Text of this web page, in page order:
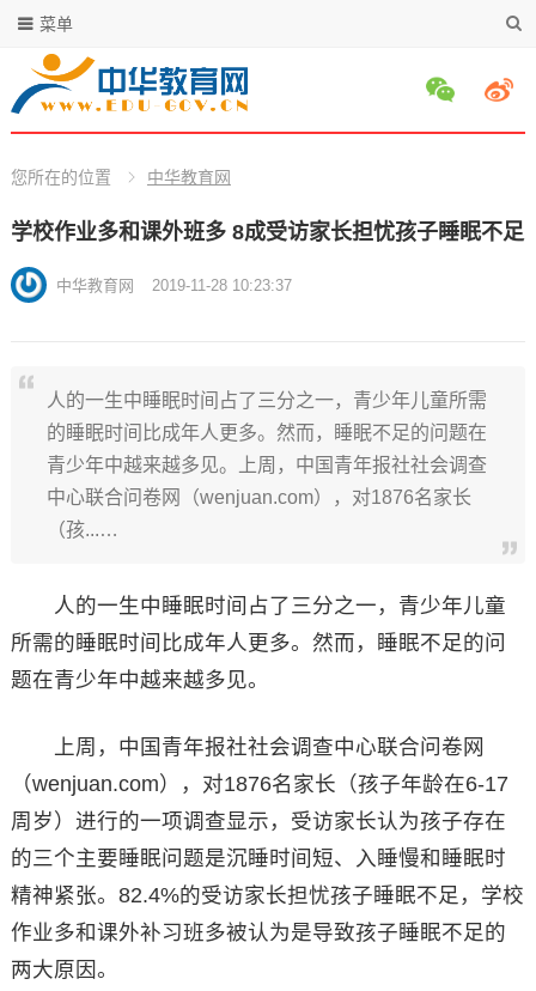
菜单
您所在的位置 中华教育网
学校作业多和课外班多 8成受访家长担忧孩子睡眠不足
中华教育网 2019-11-28 10:23:37
人的一生中睡眠时间占了三分之一，青少年儿童所需
的睡眠时间比成年人更多。然而，睡眠不足的问题在
青少年中越来越多见。上周，中国青年报社社会调查
中心联合问卷网（wenjuan.com），对1876名家长
（孩...…
人的一生中睡眠时间占了三分之一，青少年儿童
所需的睡眠时间比成年人更多。然而，睡眠不足的问
题在青少年中越来越多见。
上周，中国青年报社社会调查中心联合问卷网
（wenjuan.com），对1876名家长（孩子年龄在6-17
周岁）进行的一项调查显示，受访家长认为孩子存在
的三个主要睡眠问题是沉睡时间短、入睡慢和睡眠时
精神紧张。82.4%的受访家长担忧孩子睡眠不足，学校
作业多和课外补习班多被认为是导致孩子睡眠不足的
两大原因。